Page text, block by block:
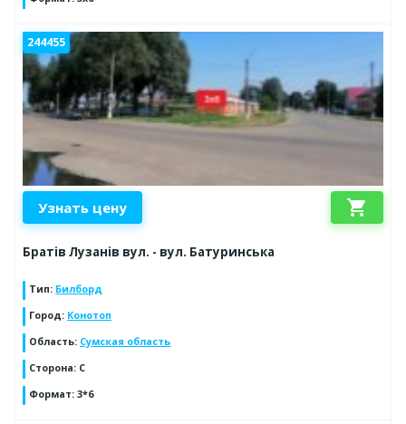
244455
Узнать цену shopping_cart
Братів Лузанів вул. - вул. Батуринська
Тип: Билборд
Город: Конотоп
Область: Сумская область
Сторона: С
Формат: 3*6